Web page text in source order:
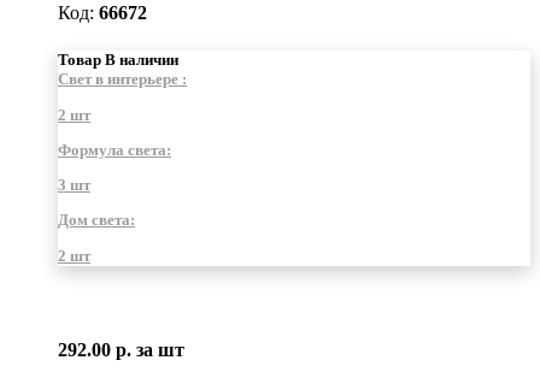
Код: 66672
Товар В наличии
Свет в интерьере :
2 шт
Формула света:
3 шт
Дом света:
2 шт
292.00 р. за шт